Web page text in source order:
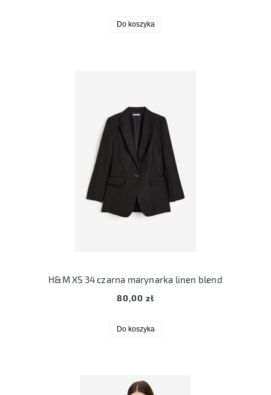
Do koszyka
H&M XS 34 czarna marynarka linen blend
80,00 zł
Do koszyka